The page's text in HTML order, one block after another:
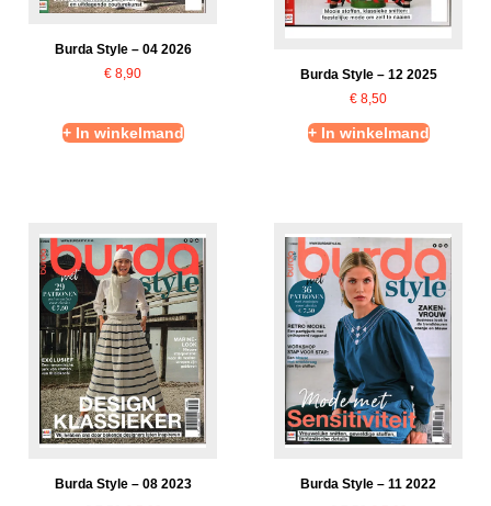
Burda Style – 04 2026
€ 8,90
+ In winkelmand
Burda Style – 12 2025
€ 8,50
+ In winkelmand
Burda Style – 08 2023
Burda Style – 11 2022